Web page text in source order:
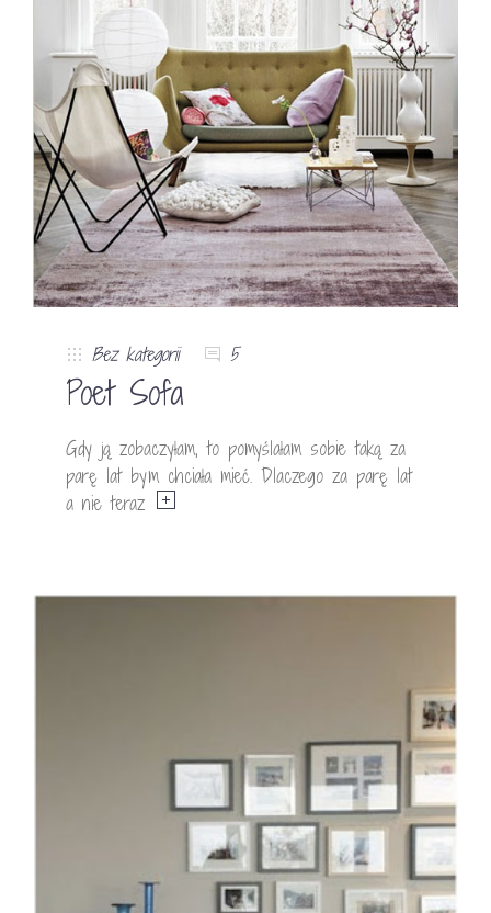
Bez kategorii 5
Poet Sofa
Gdy ją zobaczyłam, to pomyślałam sobie taką za
parę lat bym chciała mieć. Dlaczego za parę lat
a nie teraz